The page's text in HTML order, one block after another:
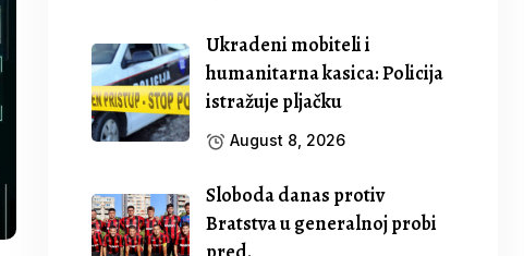
Ukradeni mobiteli i
humanitarna kasica: Policija
istražuje pljačku
August 8, 2026
Sloboda danas protiv
Bratstva u generalnoj probi